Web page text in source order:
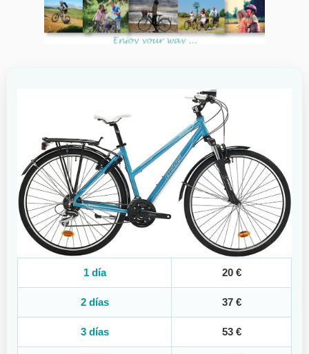
1 día 20 €
2 días 37 €
3 días 53 €